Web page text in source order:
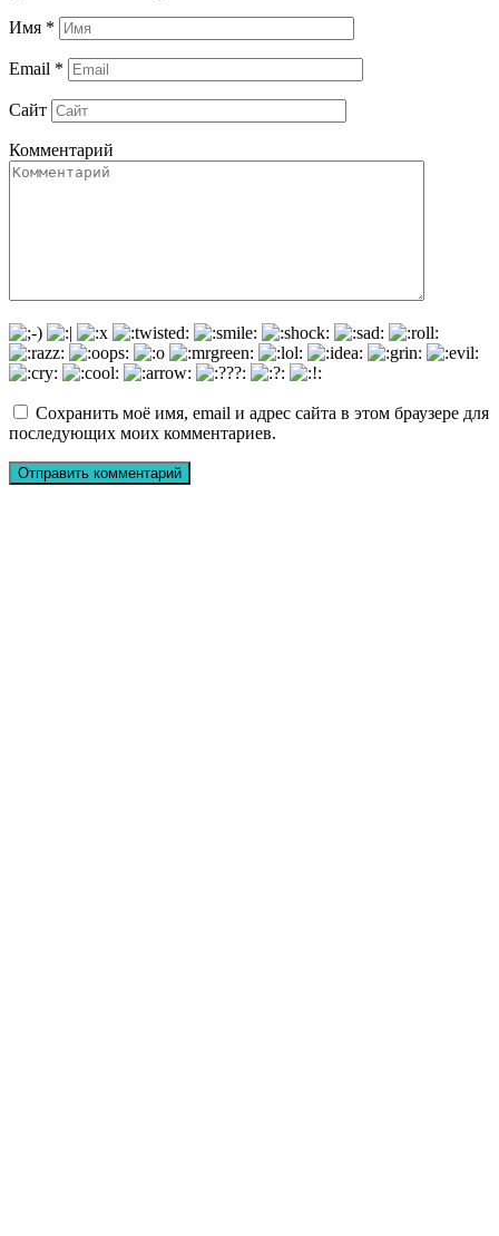
Имя *
Email *
Сайт
Комментарий
Сохранить моё имя, email и адрес сайта в этом браузере для
последующих моих комментариев.